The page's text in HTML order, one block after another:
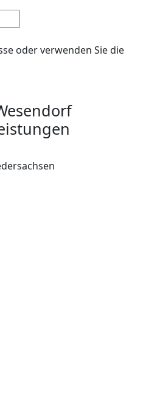
oder verwenden Sie die